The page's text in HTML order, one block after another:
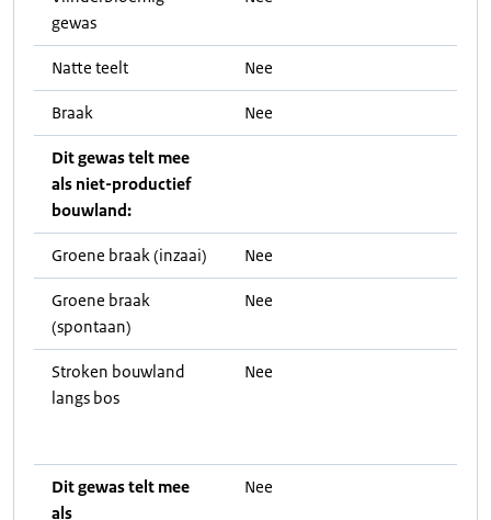
gewas
Natte teelt Nee
Braak Nee
Dit gewas telt mee
als niet-productief
bouwland:
Groene braak (inzaai) Nee
Groene braak
(spontaan)
Nee
Stroken bouwland
langs bos
Nee
Dit gewas telt mee
als
Nee